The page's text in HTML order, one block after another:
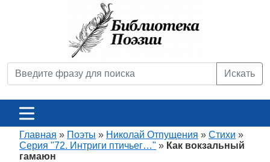
Искать
Главная » Поэты » Николай Отпущения » Стихи »
Серия "72. Интриги птичьег…" » Как вокзальный
гамаюн